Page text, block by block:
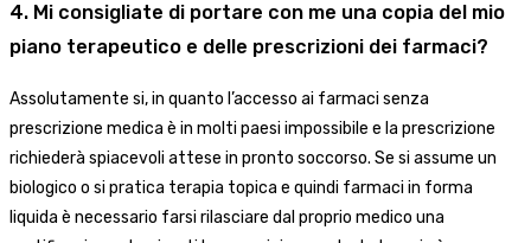
4. Mi consigliate di portare con me una copia del mio
piano terapeutico e delle prescrizioni dei farmaci?
Assolutamente si, in quanto l’accesso ai farmaci senza
prescrizione medica è in molti paesi impossibile e la prescrizione
richiederà spiacevoli attese in pronto soccorso. Se si assume un
biologico o si pratica terapia topica e quindi farmaci in forma
liquida è necessario farsi rilasciare dal proprio medico una